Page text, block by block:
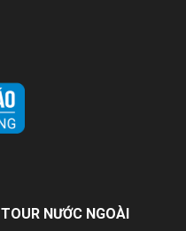
TOUR NƯỚC NGOÀI